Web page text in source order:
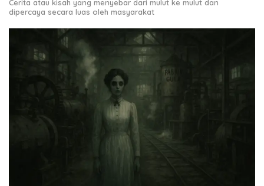
Cerita atau kisah yang menyebar dari mulut ke mulut dan
dipercaya secara luas oleh masyarakat